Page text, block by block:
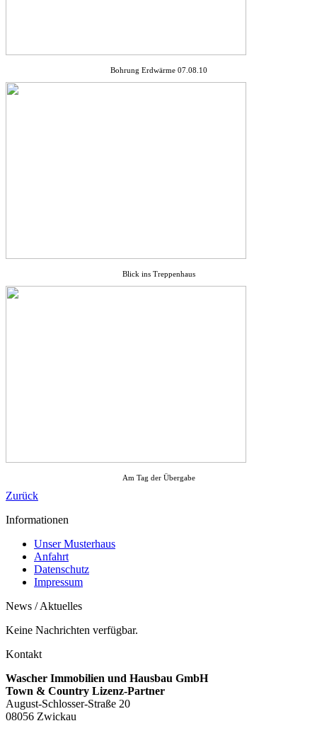
Bohrung Erdwärme 07.08.10
Blick ins Treppenhaus
Am Tag der Übergabe
Zurück
Informationen
Unser Musterhaus
Anfahrt
Datenschutz
Impressum
News / Aktuelles
Keine Nachrichten verfügbar.
Kontakt
Wascher Immobilien und Hausbau GmbH
Town & Country Lizenz-Partner
August-Schlosser-Straße 20
08056 Zwickau